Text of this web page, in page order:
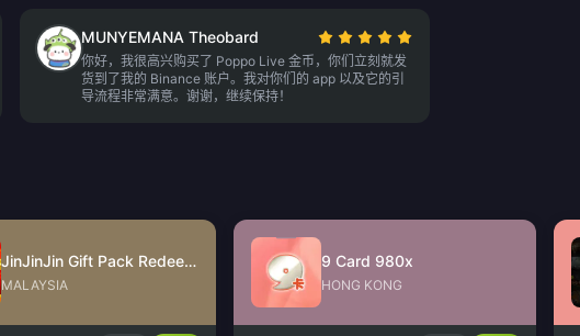
MUNYEMANA Theobard
你好，我很高兴购买了 Poppo Live 金币，你们立刻就发
货到了我的 Binance 账户。我对你们的 app 以及它的引
导流程非常满意。谢谢，继续保持！
JinJinJin Gift Pack Redeem Code
MALAYSIA
9 Card 980x
HONG KONG